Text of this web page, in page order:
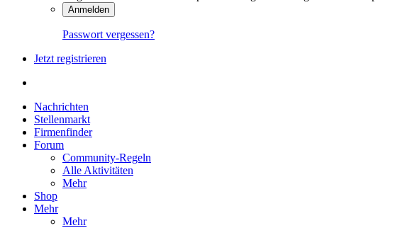
Anmelden
Passwort vergessen?
Jetzt registrieren
Nachrichten
Stellenmarkt
Firmenfinder
Forum
Community-Regeln
Alle Aktivitäten
Mehr
Shop
Mehr
Mehr